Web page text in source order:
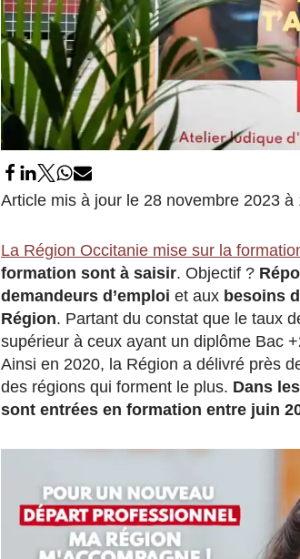
Article mis à jour le 28 novembre 2023 à
La Région Occitanie mise sur la
formation sont à saisir. Objectif ?
demandeurs d’emploi et aux besoins
Région. Partant du constat que le taux
supérieur à ceux ayant un diplôme Bac
Ainsi en 2020, la Région a délivré près
des régions qui forment le plus. Dans
sont entrées en formation entre juin